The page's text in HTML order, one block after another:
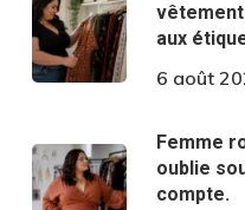
aux
6 août
Femme
oublie
compte.